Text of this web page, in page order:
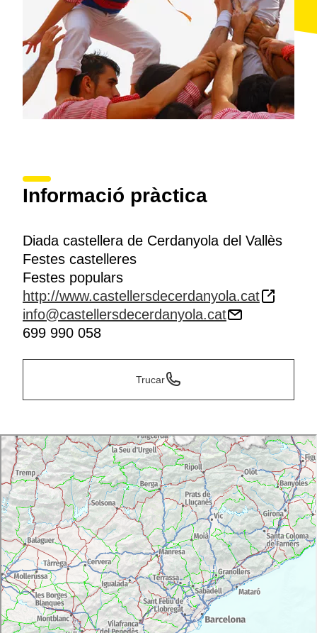
Informació pràctica
Diada castellera de Cerdanyola del Vallès
Festes castelleres
Festes populars
http://www.castellersdecerdanyola.cat
info@castellersdecerdanyola.cat
699 990 058
Trucar